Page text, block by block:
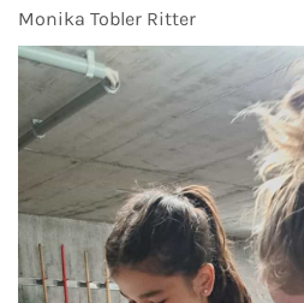
Monika Tobler Ritter